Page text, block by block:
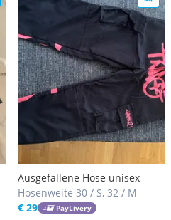
Ausgefallene Hose unisex
Hosenweite 30 / S, 32 / M
€ 29
PayLivery